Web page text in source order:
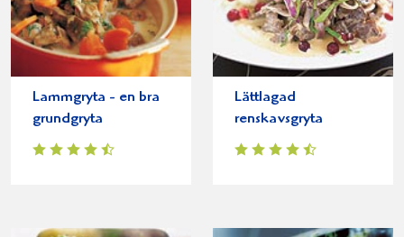
Lammgryta - en bra
grundgryta
Lättlagad
renskavsgryta